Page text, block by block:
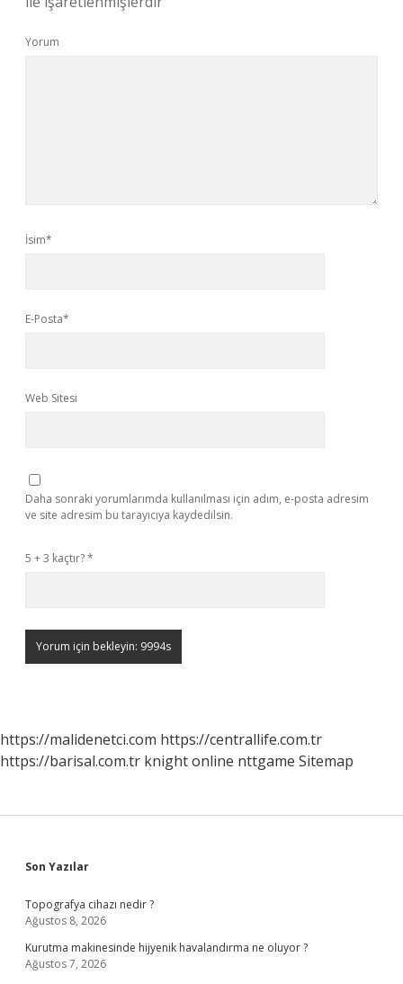
Yorum
İsim*
E-Posta*
Web Sitesi
Daha sonraki yorumlarımda kullanılması için adım, e-posta adresim
ve site adresim bu tarayıcıya kaydedilsin.
5 + 3 kaçtır?*
https://malidenetci.com https://centrallife.com.tr
https://barisal.com.tr knight online nttgame Sitemap
Sidebar
Son Yazılar
Topografya cihazı nedir ?
Ağustos 8, 2026
Kurutma makinesinde hijyenik havalandırma ne oluyor ?
Ağustos 7, 2026